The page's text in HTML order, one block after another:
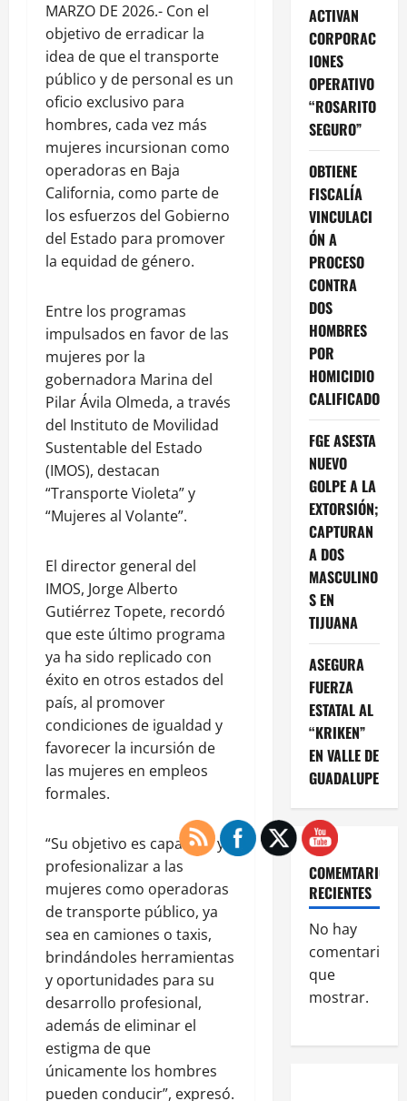
MARZO DE 2026.- Con el
objetivo de erradicar la
idea de que el transporte
público y de personal es un
oficio exclusivo para
hombres, cada vez más
mujeres incursionan como
operadoras en Baja
California, como parte de
los esfuerzos del Gobierno
del Estado para promover
la equidad de género.
Entre los programas
impulsados en favor de las
mujeres por la
gobernadora Marina del
Pilar Ávila Olmeda, a través
del Instituto de Movilidad
Sustentable del Estado
(IMOS), destacan
“Transporte Violeta” y
“Mujeres al Volante”.
El director general del
IMOS, Jorge Alberto
Gutiérrez Topete, recordó
que este último programa
ya ha sido replicado con
éxito en otros estados del
país, al promover
condiciones de igualdad y
favorecer la incursión de
las mujeres en empleos
formales.
“Su objetivo es capacitar y
profesionalizar a las
mujeres como operadoras
de transporte público, ya
sea en camiones o taxis,
brindándoles herramientas
y oportunidades para su
desarrollo profesional,
además de eliminar el
estigma de que
únicamente los hombres
pueden conducir”, expresó.
ACTIVAN
CORPORAC
IONES
OPERATIVO
“ROSARITO
SEGURO”
OBTIENE
FISCALÍA
VINCULACI
ÓN A
PROCESO
CONTRA
DOS
HOMBRES
POR
HOMICIDIO
CALIFICADO
FGE ASESTA
NUEVO
GOLPE A LA
EXTORSIÓN;
CAPTURAN
A DOS
MASCULINO
S EN
TIJUANA
ASEGURA
FUERZA
ESTATAL AL
“KRIKEN”
EN VALLE DE
GUADALUPE
COMEMTARIOS
RECIENTES
No hay
comentarios
que
mostrar.